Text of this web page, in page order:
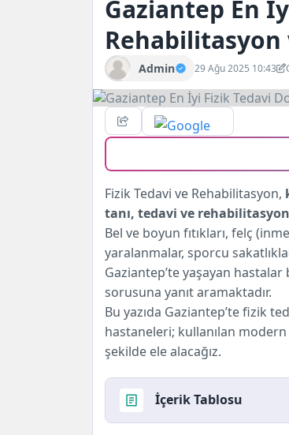
Gaziantep En
Rehabilitasyon
Admin 29 Ağu 2025 10:43
Fizik Tedavi ve Rehabilitasyon,
tanı, tedavi ve
Bel ve boyun fıtıkları, felç
yaralanmalar, sporcu
Gaziantep’te yaşayan hastalar
sorusuna yanıt aramaktadır.
Bu yazıda Gaziantep’te fizik
hastaneleri; kullanılan
şekilde ele alacağız.
İçerik Tablosu